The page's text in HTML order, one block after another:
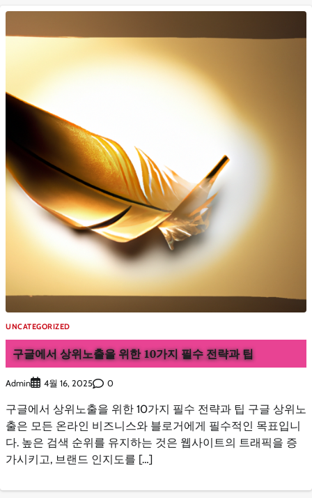
UNCATEGORIZED
구글에서 상위노출을 위한 10가지 필수 전략과 팁
Admin 4월 16, 2025 0
구글에서 상위노출을 위한 10가지 필수 전략과 팁 구글 상위노
출은 모든 온라인 비즈니스와 블로거에게 필수적인 목표입니
다. 높은 검색 순위를 유지하는 것은 웹사이트의 트래픽을 증
가시키고, 브랜드 인지도를 […]